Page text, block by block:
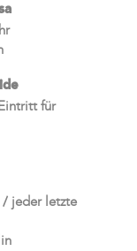
für
/ jeder letzte